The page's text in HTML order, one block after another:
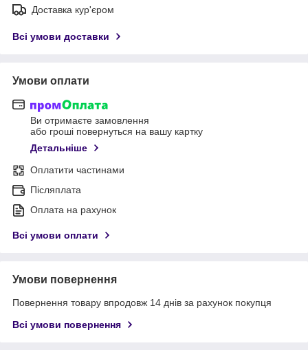
Доставка кур'єром
Всі умови доставки
Умови оплати
Ви отримаєте замовлення
або гроші повернуться на вашу картку
Детальніше
Оплатити частинами
Післяплата
Оплата на рахунок
Всі умови оплати
Умови повернення
Повернення товару впродовж 14 днів за рахунок покупця
Всі умови повернення